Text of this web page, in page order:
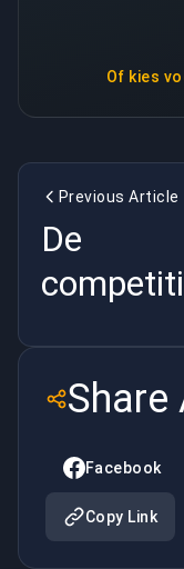
Of kies
Previous Article
De
Legends
2024:
jaar van
evolutie en
Share
Facebook
Copy Link